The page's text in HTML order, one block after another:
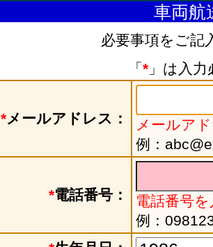
車両航
必要事項をご記
「 *」は入力
*メールアドレス：
メールア
例：
*電話番号：
電話番号
例：